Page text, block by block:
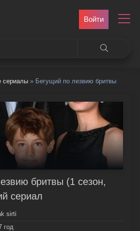
Войти
сериалы » Бегущий по лезвию бритвы
бритвы (1 сезон,
сериал
sirti
год